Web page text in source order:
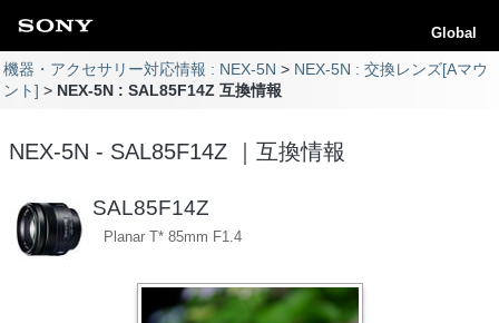
Global
機器・アクセサリー対応情報 : NEX-5N
NEX-5N : 交換レンズ[Aマウ
ント]
NEX-5N : SAL85F14Z 互換情報
NEX-5N - SAL85F14Z ｜互換情報
SAL85F14Z
Planar T* 85mm F1.4